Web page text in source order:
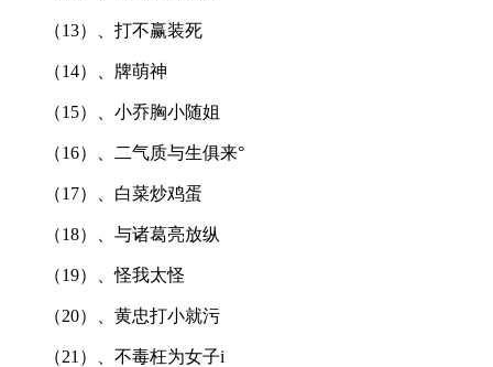
（13）、打不赢装死
（14）、牌萌神
（15）、小乔胸小随姐
（16）、二气质与生俱来°
（17）、白菜炒鸡蛋
（18）、与诸葛亮放纵
（19）、怪我太怪
（20）、黄忠打小就污
（21）、不毒枉为女子i